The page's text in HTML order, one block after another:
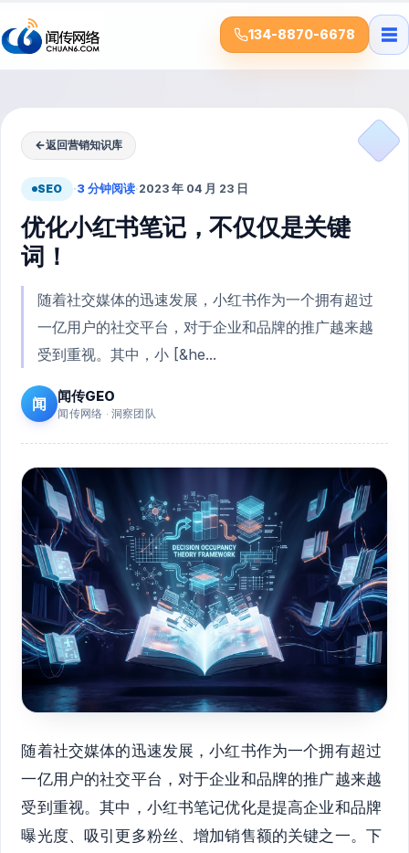
134-8870-6678 ☰
←返回营销知识库
SEO ·3 分钟阅读·2023 年 04 月 23 日
优化小红书笔记，不仅仅是关键
词！
随着社交媒体的迅速发展，小红书作为一个拥有超过
一亿用户的社交平台，对于企业和品牌的推广越来越
受到重视。其中，小 [&he...
闻 闻传GEO
闻传网络 · 洞察团队
随着社交媒体的迅速发展，小红书作为一个拥有超过
一亿用户的社交平台，对于企业和品牌的推广越来越
受到重视。其中，小红书笔记优化是提高企业和品牌
曝光度、吸引更多粉丝、增加销售额的关键之一。下